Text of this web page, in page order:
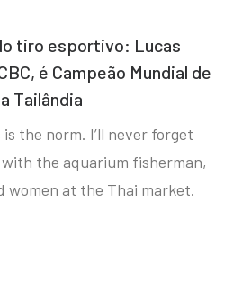
tiro esportivo: Lucas
é Campeão Mundial de
Tailândia
the norm. I’ll never forget
the aquarium fisherman,
women at the Thai market.